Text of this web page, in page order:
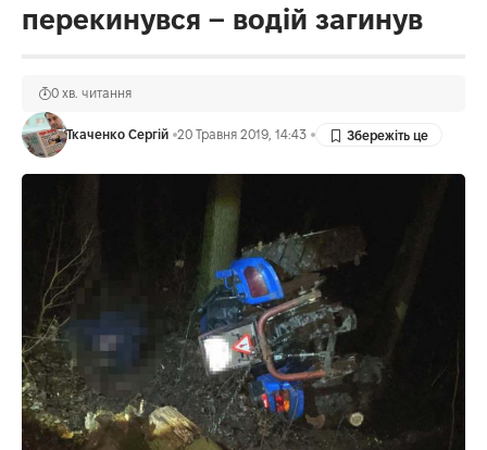
перекинувся – водій загинув
Ткаченко Сергій 20 Травня 2019, 14:43
0 хв. читання